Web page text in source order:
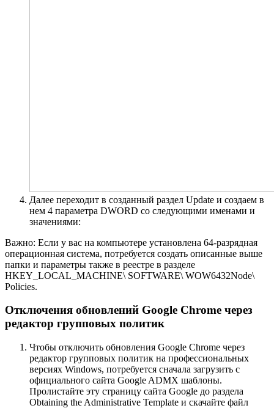
Далее переходит в созданный раздел Update и создаем в
нем 4 параметра DWORD со следующими именами и
значениями:
Важно: Если у вас на компьютере установлена 64-разрядная
операционная система, потребуется создать описанные выше
папки и параметры также в реестре в разделе
HKEY_LOCAL_MACHINE\ SOFTWARE\ WOW6432Node\
Policies.
Отключения обновлений Google Chrome через
редактор групповых политик
Чтобы отключить обновления Google Chrome через
редактор групповых политик на профессиональных
версиях Windows, потребуется сначала загрузить с
официального сайта Google ADMX шаблоны.
Пролистайте эту страницу сайта Google до раздела
Obtaining the Administrative Template и скачайте файл